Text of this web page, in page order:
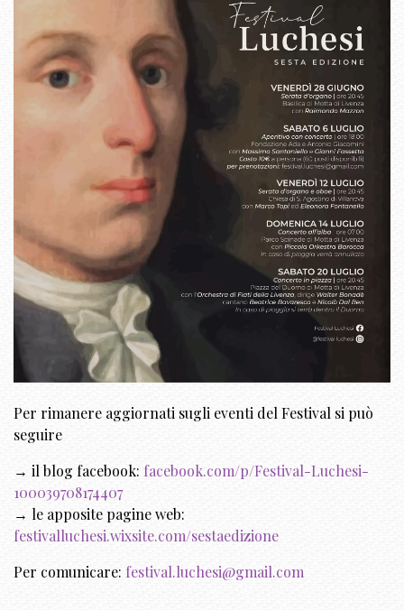
Per rimanere aggiornati sugli eventi del Festival si può
seguire
→ il blog facebook: facebook.com/p/Festival-Luchesi-
100039708174407
→ le apposite pagine web:
festivalluchesi.wixsite.com/sestaedizione
Per comunicare: festival.luchesi@gmail.com